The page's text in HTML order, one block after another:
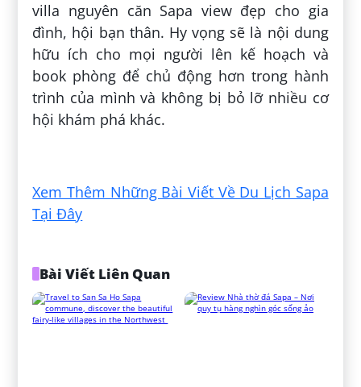
villa nguyên căn Sapa view đẹp cho gia
đình, hội bạn thân. Hy vọng sẽ là nội dung
hữu ích cho mọi người lên kế hoạch và
book phòng để chủ động hơn trong hành
trình của mình và không bị bỏ lỡ nhiều cơ
hội khám phá khác.
Xem Thêm Những Bài Viết Về Du Lịch Sapa
Tại Đây
Bài Viết Liên Quan